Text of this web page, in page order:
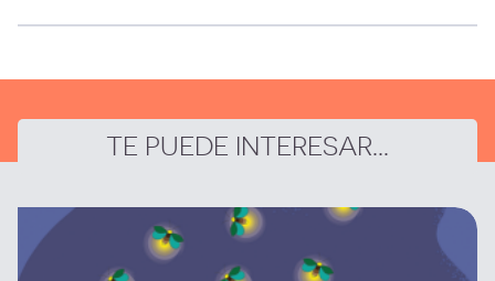
TE PUEDE INTERESAR...